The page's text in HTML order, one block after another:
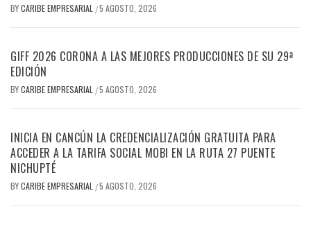
BYCARIBE EMPRESARIAL /5 AGOSTO, 2026
GIFF 2026 CORONA A LAS MEJORES PRODUCCIONES DE SU 29ª
EDICIÓN
BYCARIBE EMPRESARIAL /5 AGOSTO, 2026
INICIA EN CANCÚN LA CREDENCIALIZACIÓN GRATUITA PARA
ACCEDER A LA TARIFA SOCIAL MOBI EN LA RUTA 27 PUENTE
NICHUPTÉ
BYCARIBE EMPRESARIAL /5 AGOSTO, 2026